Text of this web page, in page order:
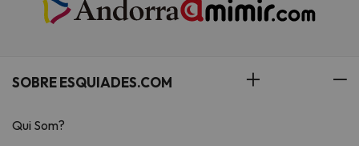
SOBRE ESQUIADES.COM
Qui Som?